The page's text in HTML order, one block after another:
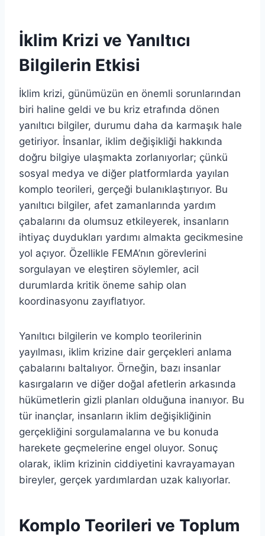
İklim Krizi ve Yanıltıcı
Bilgilerin Etkisi
İklim krizi, günümüzün en önemli sorunlarından
biri haline geldi ve bu kriz etrafında dönen
yanıltıcı bilgiler, durumu daha da karmaşık hale
getiriyor. İnsanlar, iklim değişikliği hakkında
doğru bilgiye ulaşmakta zorlanıyorlar; çünkü
sosyal medya ve diğer platformlarda yayılan
komplo teorileri, gerçeği bulanıklaştırıyor. Bu
yanıltıcı bilgiler, afet zamanlarında yardım
çabalarını da olumsuz etkileyerek, insanların
ihtiyaç duydukları yardımı almakta gecikmesine
yol açıyor. Özellikle FEMA’nın görevlerini
sorgulayan ve eleştiren söylemler, acil
durumlarda kritik öneme sahip olan
koordinasyonu zayıflatıyor.
Yanıltıcı bilgilerin ve komplo teorilerinin
yayılması, iklim krizine dair gerçekleri anlama
çabalarını baltalıyor. Örneğin, bazı insanlar
kasırgaların ve diğer doğal afetlerin arkasında
hükümetlerin gizli planları olduğuna inanıyor. Bu
tür inançlar, insanların iklim değişikliğinin
gerçekliğini sorgulamalarına ve bu konuda
harekete geçmelerine engel oluyor. Sonuç
olarak, iklim krizinin ciddiyetini kavrayamayan
bireyler, gerçek yardımlardan uzak kalıyorlar.
Komplo Teorileri ve Toplum